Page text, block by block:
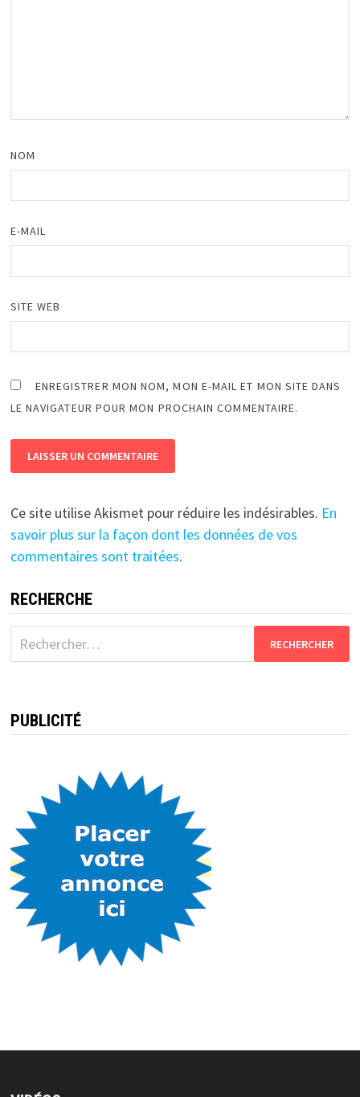
NOM
E-MAIL
SITE WEB
ENREGISTRER MON NOM, MON E-MAIL ET MON SITE DANS
LE NAVIGATEUR POUR MON PROCHAIN COMMENTAIRE.
Ce site utilise Akismet pour réduire les indésirables. En
savoir plus sur la façon dont les données de vos
commentaires sont traitées.
RECHERCHE
Rechercher :
PUBLICITÉ